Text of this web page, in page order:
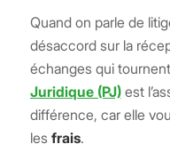
Quand on parle de
désaccord sur la
échanges qui
Juridique (PJ)est
différence, car elle
les frais.